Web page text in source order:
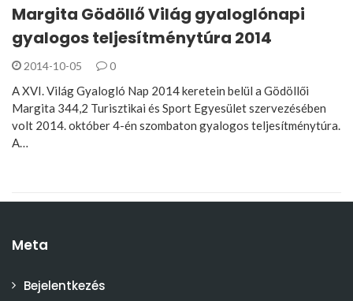
Margita Gödöllő Világ gyaloglónapi
gyalogos teljesítménytúra 2014
2014-10-05 0
A XVI. Világ Gyalogló Nap 2014 keretein belül a Gödöllői
Margita 344,2 Turisztikai és Sport Egyesület szervezésében
volt 2014. október 4-én szombaton gyalogos teljesítménytúra.
A…
Meta
Bejelentkezés